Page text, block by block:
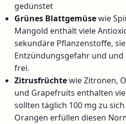
gedünstet
Grünes Blattgemüsewie
Mangold enthält viele
sekundäre Pflanzenstoffe,
Entzündungsgefahr und
frei.
Zitrusfrüchtewie Zitronen,
und Grapefruits enthalten
sollten täglich 100 mg zu
Orangen erfüllen diesen